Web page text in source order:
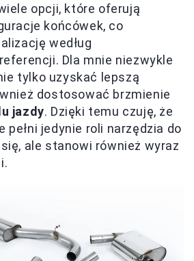
opcji, które oferują
końcówek, co
według
Dla mnie niezwykle
tylko uzyskać lepszą
dostosować brzmienie
jazdy. Dzięki temu czuję, że
pełni jedynie roli narzędzia do
ale stanowi również wyraz